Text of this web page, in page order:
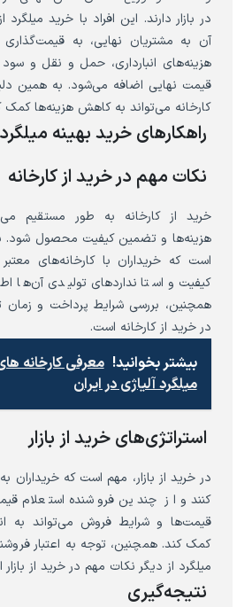
در بازار دارند. این افراد با خرید
آن به مشتریان نهایی، به
هزینه‌های انبارداری، حمل و نقل و
قیمت نهایی اضافه می‌شود. به همین
کارخانه می‌تواند به کاهش هزینه‌ها کمک
راهکارهای خرید بهینه میلگرد
نکات مهم در خرید از کارخانه
خرید از کارخانه به طور مستقیم
هزینه‌ها و تضمین کیفیت محصول شود.
است که خریداران با کارخانه‌های معتبر
کیفیت و استانداردهای تولیدی آن‌ها
همچنین، بررسی شرایط پرداخت و
در خرید از کارخانه است.
بیشتر بخوانید! معرفی کارخانه
میلگرد آلیاژی در ایران
استراتژی‌های خرید از بازار
در خرید از بازار، مهم است که خریداران
کنند و از چندین فروشنده استعلام
قیمت‌ها و شرایط فروش می‌تواند به
کمک کند. همچنین، توجه به اعتبار
میلگرد از دیگر نکات مهم در خرید از
نتیجه‌گیری